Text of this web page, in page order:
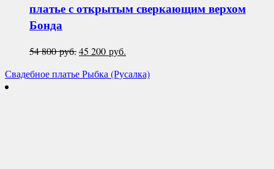
платье с открытым сверкающим верхом
Бонда
54 800руб.Первоначальная
составляла
45 200 руб.
45
Свадебное платье Рыбка (Русалка)